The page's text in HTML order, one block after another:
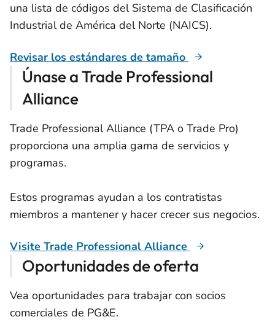
una lista de códigos del Sistema de Clasificación
Industrial de América del Norte (NAICS).
Revisar los estándares de tamaño
Únase a Trade Professional
Alliance
Trade Professional Alliance (TPA o Trade Pro)
proporciona una amplia gama de servicios y
programas.
Estos programas ayudan a los contratistas
miembros a mantener y hacer crecer sus negocios.
Visite Trade Professional Alliance
Oportunidades de oferta
Vea oportunidades para trabajar con socios
comerciales de PG&E.